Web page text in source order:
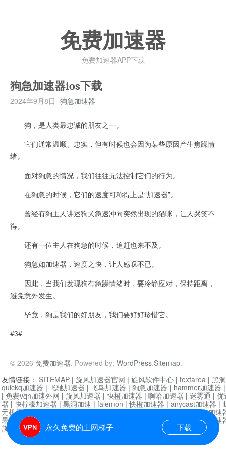
免费加速器
免费加速器APP下载
狗急加速器ios下载
2024年9月8日 狗急加速器
狗，是人类最忠诚的朋友之一。
它们通常温顺、忠实，但有时候也会因为某些原因产生焦躁情
绪。
面对狗急的情况，我们往往无法控制它们的行为。
在狗急的时候，它们的速度可称得上是“加速器”。
曾经有狗主人讲述狗犬急速冲向突然出现的猫咪，让人哭笑不
得。
还有一位主人在狗急的时候，追赶也来不及。
狗急如加速器，速度之快，让人感叹不已。
因此，当我们发现狗有急躁情绪时，要冷静应对，保持距离，
避免意外发生。
毕竟，狗是我们的好朋友，我们要好好珍惜它。
#3#
© 2026 免费加速器. Powered by: WordPress.Sitemap.
永久免费的上网梯子 下载
友情链接： SITEMAP | 旋风加速器官网 | 旋风软件中心 | textarea | 黑
quickq加速器 | 飞驰加速器 | 飞鸟加速器 | 狗急加速器 | hammer加速器
| 免费vqn加速外网 | 旋风加速器 |快橙加速器 | 啊哈加速器 | 迷雾通 | 优
器 |快柠檬加速器 | 黑洞加速 | falemon |快橙加速器 | anycast加速器 |
元机场加速器|一元机场|老王加速器|黑洞加速器|白石山|小牛加速
果加速器|黑洞加速 海鸥加速器|芒果加速
旋风加速器度器|哔咔漫画|PicACG